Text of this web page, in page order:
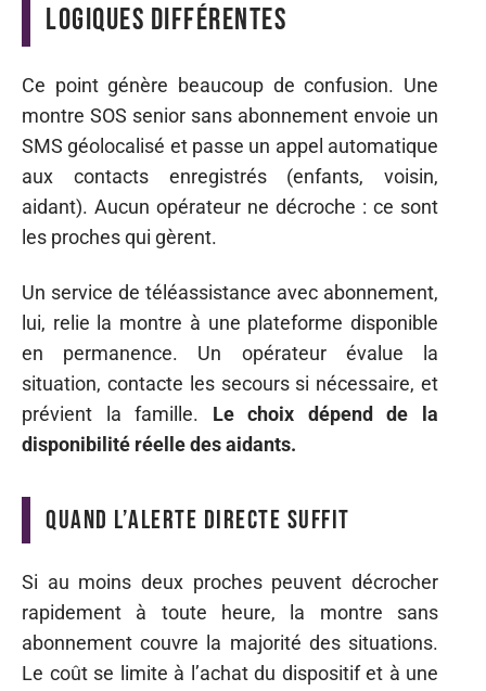
logiques différentes
Ce point génère beaucoup de confusion. Une
montre SOS senior sans abonnement envoie un
SMS géolocalisé et passe un appel automatique
aux contacts enregistrés (enfants, voisin,
aidant). Aucun opérateur ne décroche : ce sont
les proches qui gèrent.
Un service de téléassistance avec abonnement,
lui, relie la montre à une plateforme disponible
en permanence. Un opérateur évalue la
situation, contacte les secours si nécessaire, et
prévient la famille. Le choix dépend de la
disponibilité réelle des aidants.
Quand l’alerte directe suffit
Si au moins deux proches peuvent décrocher
rapidement à toute heure, la montre sans
abonnement couvre la majorité des situations.
Le coût se limite à l’achat du dispositif et à une